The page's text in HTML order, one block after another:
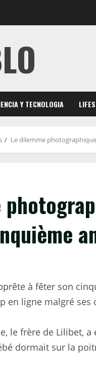
Y TECNOLOGIA
Le dilemme
à fêter son
en ligne malgré ses
le frère de Lilibet,
dormait sur la